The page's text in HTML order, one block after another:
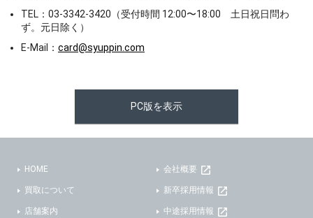
TEL：03-3342-3420（受付時間 12:00〜18:00 土日祝日問わ
ず。元日除く）
E-Mail： card@syuppin.com
PC版を表示
HOME
買取について
店舗案内
会社概要
新卒採用情報
中途採用情報